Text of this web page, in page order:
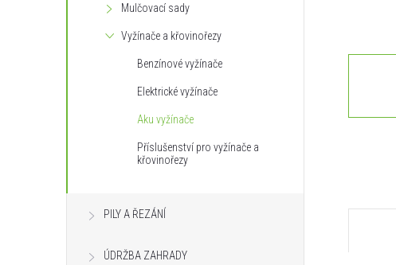
a
Mulčovací sady
Vyžínače a křovinořezy
Benzínové vyžínače
Elektrické vyžínače
Aku vyžínače
Příslušenství pro vyžínače a
křovinořezy
PILY A ŘEZÁNÍ
ÚDRŽBA ZAHRADY